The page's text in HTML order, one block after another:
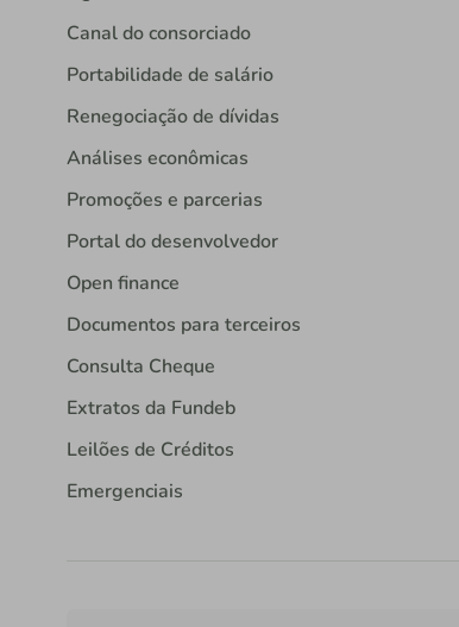
Canal do consorciado
Portabilidade de salário
Renegociação de dívidas
Análises econômicas
Promoções e parcerias
Portal do desenvolvedor
Open finance
Documentos para terceiros
Consulta Cheque
Extratos da Fundeb
Leilões de Créditos
Emergenciais